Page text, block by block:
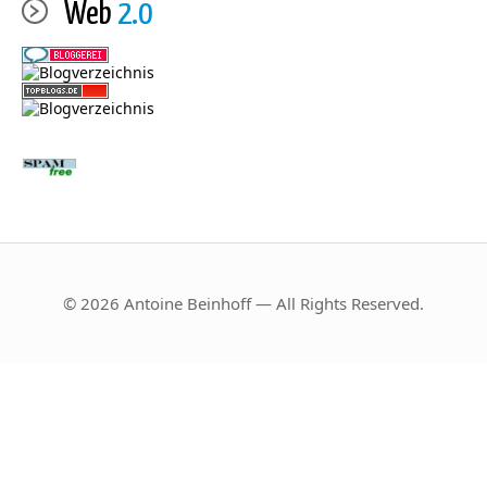
Web 2.0
© 2026 Antoine Beinhoff — All Rights Reserved.